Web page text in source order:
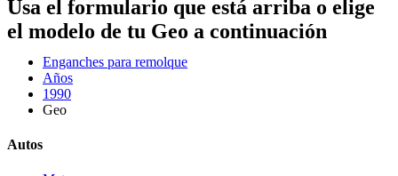
Usa el formulario que está arriba o elige
el modelo de tu Geo a continuación
Enganches para remolque
Años
1990
Geo
Autos